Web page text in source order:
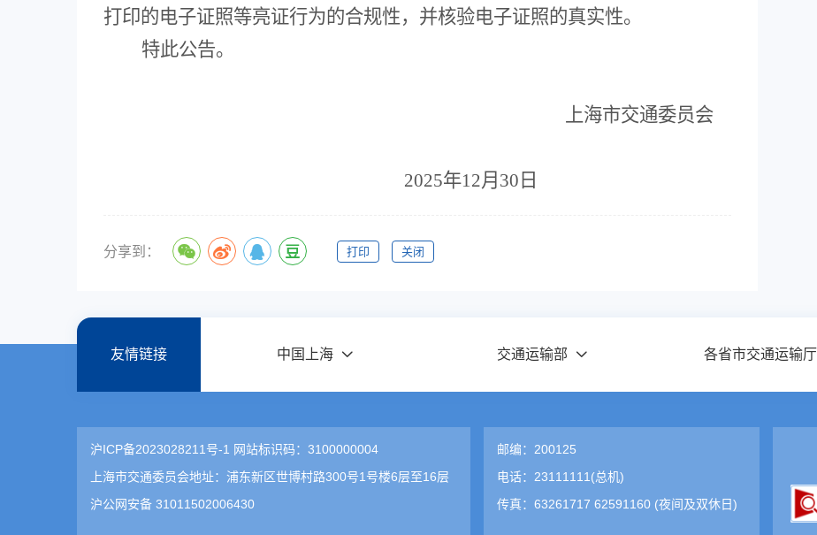
打印的电子证照等亮证行为的合规性，并核验电子证照的真实性。
特此公告。
上海市交通委员会
2025年12月 30 日
分享到： 打印 关闭
友情链接 中国上海 交通运输部 各省市交通运输厅
沪ICP备2023028211号-1 网站标识码：3100000004
上海市交通委员会地址：浦东新区世博村路300号1号楼6层至16层
沪公网安备 31011502006430
邮编：200125
电话：23111111(总机)
传真：63261717 62591160 (夜间及双休日)